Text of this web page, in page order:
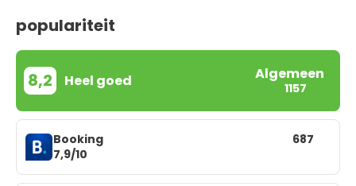
populariteit
8,2 Heel goed Algemeen
1157
Booking
7,9/10
687